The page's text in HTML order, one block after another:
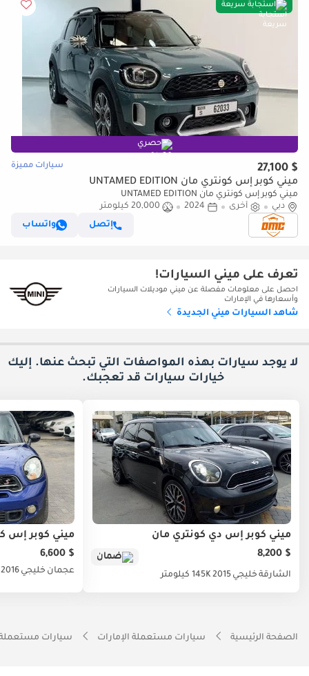
استجابة سريعة
حصري
$ 27,100 سيارات مميزة
ميني كوبر إس كونتري مان UNTAMED EDITION
ميني كوبر إس كونتري مان UNTAMED EDITION
دبي
أخرى 2024
20,000 كيلومتر
إتصل
واتساب
تعرف على ميني السيارات!
احصل على معلومات مفصلة عن ميني موديلات السيارات
وأسعارها في الإمارات
شاهد السيارات ميني الجديدة
لا يوجد سيارات بهذه المواصفات التي تبحث عنها. إليك
خيارات سيارات قد تعجبك.
ميني كوبر إس دي كونتري مان
$ 8,200
ضمان
الشارقة خليجي 2015145K كيلومتر
ميني كوبر إس
$ 6,600
عجمان خليجي 2016
الصفحة الرئيسية سيارات مستعملة الإمارات سيارات